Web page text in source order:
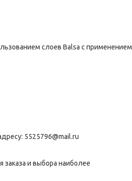
слоев Balsa с применением
5525796@mail.ru
и выбора наиболее